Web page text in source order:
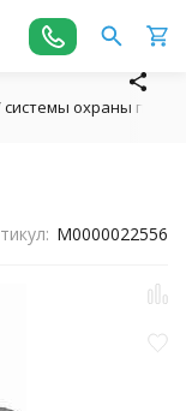
системы охраны
М0000022556